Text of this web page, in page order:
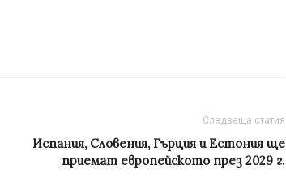
Следваща статия
Испания, Словения, Гърция и Естония ще
приемат европейското през 2029 г.